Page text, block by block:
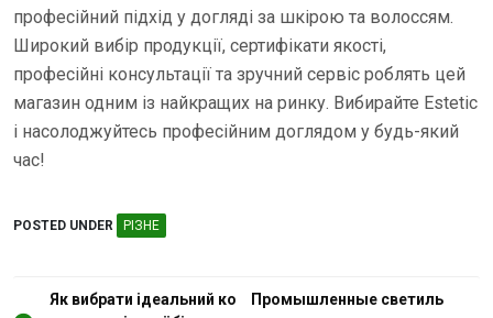
професійний підхід у догляді за шкірою та волоссям.
Широкий вибір продукції, сертифікати якості,
професійні консультації та зручний сервіс роблять цей
магазин одним із найкращих на ринку. Вибирайте Estetic
і насолоджуйтесь професійним доглядом у будь-який
час!
POSTED UNDER РІЗНЕ
Н
Як вибрати ідеальний ко
Промышленные светиль